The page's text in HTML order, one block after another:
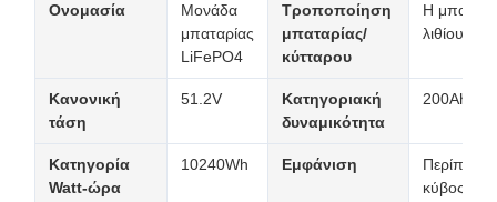
Ονομασία
Μονάδα
μπαταρίας
LiFePO4
Τροποποίηση
μπαταρίας/
κύτταρου
Η
λιθίου
Κανονική
τάση
51.2V
Κατηγοριακή
δυναμικότητα
200Ah
Κατηγορία
Watt-ώρα
10240Wh Εμφάνιση
Περίπου
κύβος